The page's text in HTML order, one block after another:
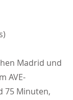
Madrid und
AVE-
75 Minuten,